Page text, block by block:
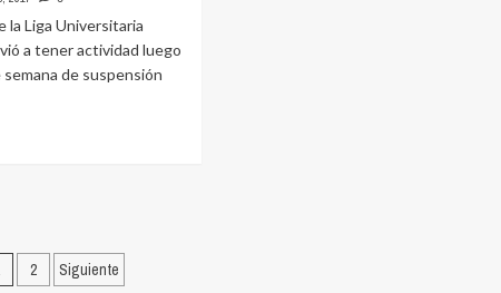
la Liga Universitaria
a tener actividad luego
de suspensión
2 Siguiente